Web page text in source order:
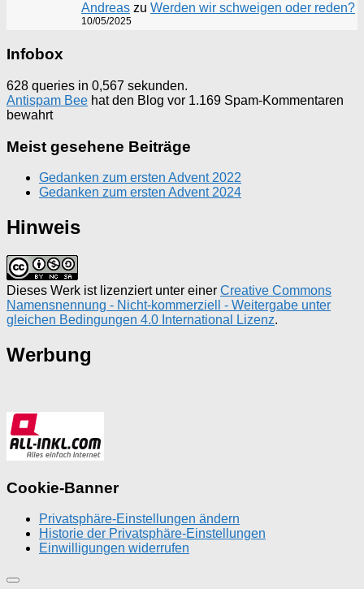
Andreas zu Werden wir schweigen oder reden?
10/05/2025
Infobox
628 queries in 0,567 sekunden.
Antispam Bee hat den Blog vor 1.169 Spam-Kommentaren
bewahrt
Meist gesehene Beiträge
Gedanken zum ersten Advent 2022
Gedanken zum ersten Advent 2024
Hinweis
Dieses Werk ist lizenziert unter einer Creative Commons
Namensnennung - Nicht-kommerziell - Weitergabe unter
gleichen Bedingungen 4.0 International Lizenz.
Werbung
Cookie-Banner
Privatsphäre-Einstellungen ändern
Historie der Privatsphäre-Einstellungen
Einwilligungen widerrufen